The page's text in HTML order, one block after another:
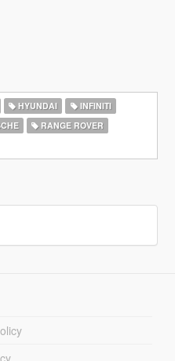
HYUNDAI
INFINITI
RANGE ROVER